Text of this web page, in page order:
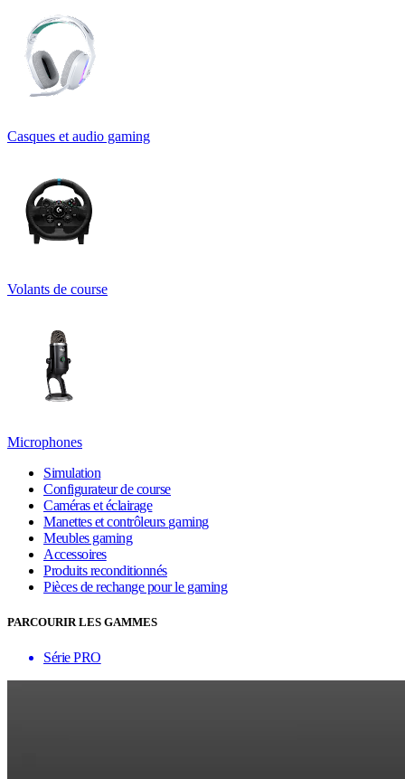
Casques et audio gaming
Volants de course
Microphones
Simulation
Configurateur de course
Caméras et éclairage
Manettes et contrôleurs gaming
Meubles gaming
Accessoires
Produits reconditionnés
Pièces de rechange pour le gaming
PARCOURIR LES GAMMES
Série PRO